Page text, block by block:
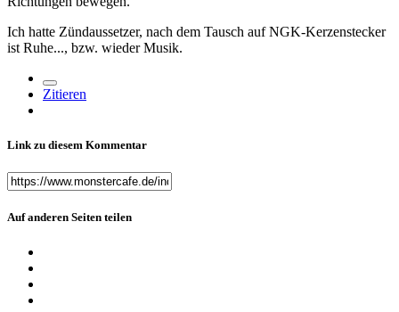
Ich hatte Zündaussetzer, nach dem Tausch auf NGK-Kerzenstecker
ist Ruhe..., bzw. wieder Musik.
Zitieren
Link zu diesem Kommentar
Auf anderen Seiten teilen